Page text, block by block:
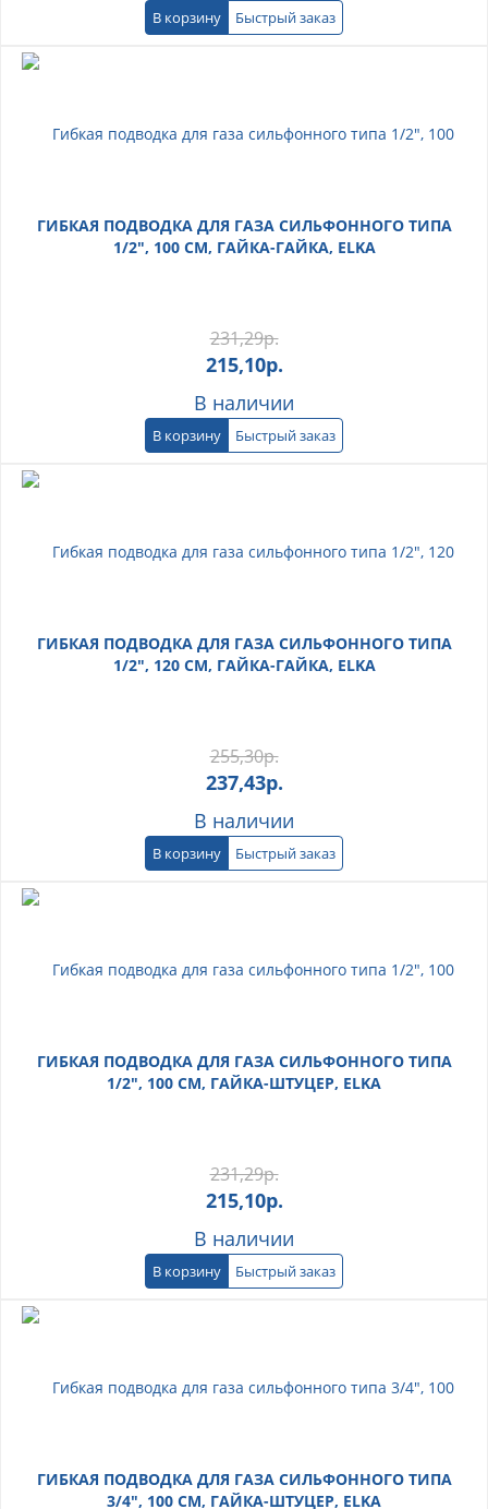
В корзину Быстрый заказ
ГИБКАЯ ПОДВОДКА ДЛЯ ГАЗА СИЛЬФОННОГО ТИПА
1/2", 100 СМ, ГАЙКА-ГАЙКА, ELKA
231,29р.
215,10р.
В наличии
В корзину Быстрый заказ
ГИБКАЯ ПОДВОДКА ДЛЯ ГАЗА СИЛЬФОННОГО ТИПА
1/2", 120 СМ, ГАЙКА-ГАЙКА, ELKA
255,30р.
237,43р.
В наличии
В корзину Быстрый заказ
ГИБКАЯ ПОДВОДКА ДЛЯ ГАЗА СИЛЬФОННОГО ТИПА
1/2", 100 СМ, ГАЙКА-ШТУЦЕР, ELKA
231,29р.
215,10р.
В наличии
В корзину Быстрый заказ
ГИБКАЯ ПОДВОДКА ДЛЯ ГАЗА СИЛЬФОННОГО ТИПА
3/4", 100 СМ, ГАЙКА-ШТУЦЕР, ELKA